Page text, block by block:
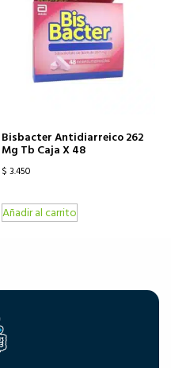
Bisbacter Antidiarreico 262
Mg Tb Caja X 48
$ 3.450
Añadir al carrito